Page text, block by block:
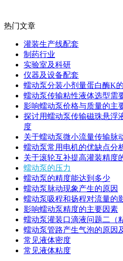
热门文章
灌装生产线配套
制药行业
实验室及科研
仪器及设备配套
蠕动泵分装小剂量蛋白酶K
蠕动泵传输粘性液体选型需
影响蠕动泵价格与质量的主
探讨用蠕动泵传输磁珠悬浮
度
关于蠕动泵微小流量传输脉
蠕动泵常用电机的优缺点分
关于滚轮互补提高灌装精度
蠕动泵的压力
蠕动泵的精度能达到多少
蠕动泵脉动现象产生的原因
蠕动泵吸程和扬程对流量的
影响蠕动泵精度的主要因素
蠕动泵灌装口滴液问题二（
蠕动泵管路产生气泡的原因
常见液体密度
常见液体粘度